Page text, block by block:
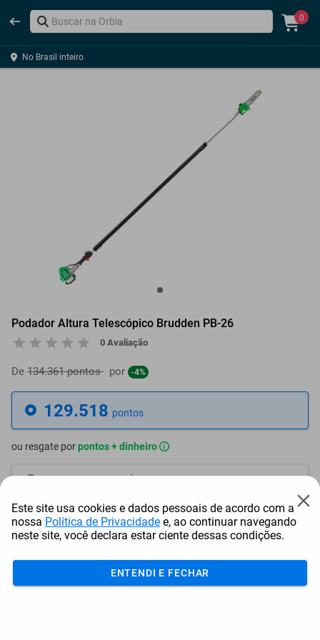
0
No Brasil inteiro
Podador Altura Telescópico Brudden PB-26
0 Avaliação
De 134.361 pontos por -4%
129.518 pontos
ou resgate porpontos + dinheiro
116.567 + R$ 595,75
110.091 pontos + R$ 893,64
103.615 pontos + R$ 1.191,54
Este site usa cookies e dados pessoais de acordo com a
nossa Política de Privacidade e, ao continuar navegando
neste site, você declara estar ciente dessas condições.
ENTENDI E FECHAR